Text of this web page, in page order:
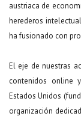
austriaca de
herederos
ha fusionado con
El eje de nuestras
contenidos
Estados Unidos
organización